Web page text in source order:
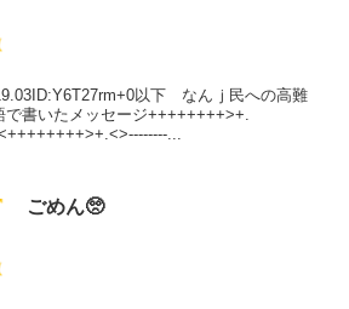
以下 なんｊ民への高難
書いたメッセージ++++++++>+.
...
ごめん🥺